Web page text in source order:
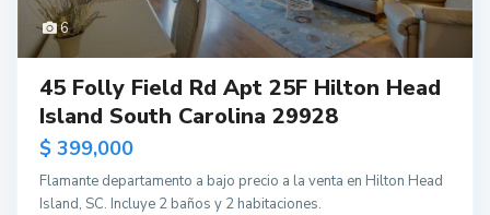
6
45 Folly Field Rd Apt 25F Hilton Head
Island South Carolina 29928
$ 399,000
Flamante departamento a bajo precio a la venta en Hilton Head
Island, SC. Incluye 2 baños y 2 habitaciones.